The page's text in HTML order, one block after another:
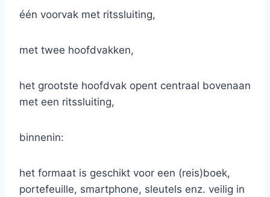
één voorvak met ritssluiting,
met twee hoofdvakken,
het grootste hoofdvak opent centraal bovenaan
met een ritssluiting,
binnenin:
het formaat is geschikt voor een (reis)boek,
portefeuille, smartphone, sleutels enz. veilig in